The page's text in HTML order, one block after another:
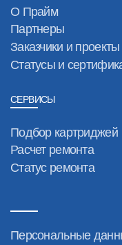
О Прайм
Партнеры
Заказчики и проекты
Статусы и
СЕРВИСЫ
Подбор картриджей
Расчет ремонта
Статус ремонта
Персональные